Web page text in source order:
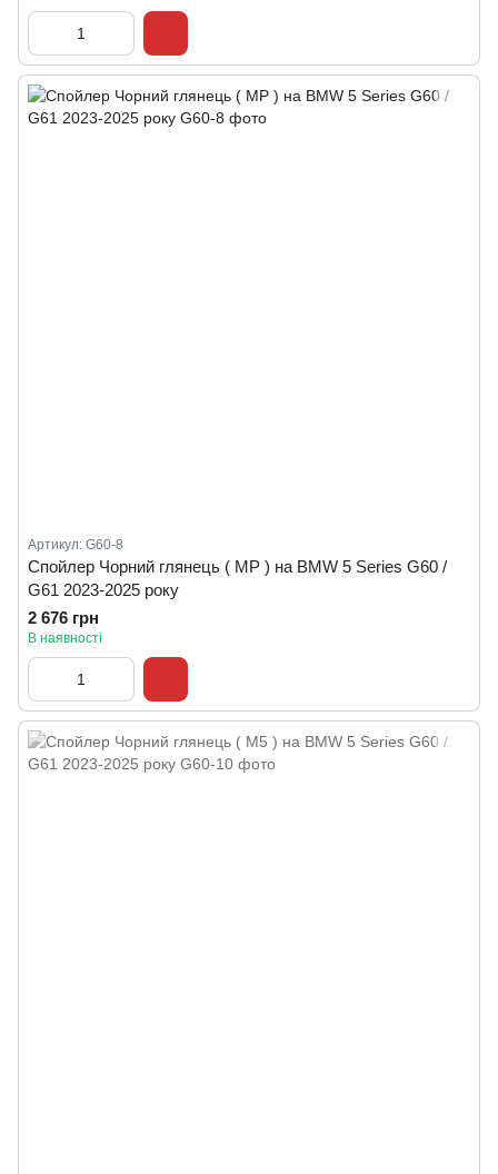
Артикул: G60-8
Спойлер Чорний глянець ( MP ) на BMW 5 Series G60 /
G61 2023-2025 року
2 676 грн
В наявності